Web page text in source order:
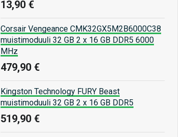
13,90 €
Corsair Vengeance CMK32GX5M2B6000C38
muistimoduuli 32 GB 2 x 16 GB DDR5 6000
MHz
479,90 €
Kingston Technology FURY Beast
muistimoduuli 32 GB 2 x 16 GB DDR5
519,90 €